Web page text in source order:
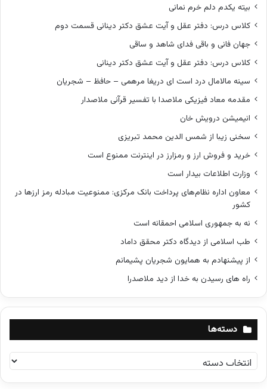
بیته یکدم دلم خرم نمانی
کلاس درس: دفتر عقل و آیت عشق دکتر دینانی قسمت دوم
جهان فانی و باقی فدای شاهد و ساقی
کلاس درس: دفتر عقل و آیت عشق دکتر دینانی
سینه مالامال درد است ای دریغا مرهمی – حافظ – شجریان
مقدمه معاد فیزیکی ملاصدا با تفسیر قرآنی ملاصدار
انیمیشن درویش خان
سخنی زیبا از شمس الدین محمد تبریزی
خرید و فروش ارز و رمزارز در اینترنت ممنوع است
وزارت اطلاعات بیدار است
معاون اداره نظام‌های پرداخت بانک مرکزی: ممنوعیت مبادله رمز ارزها در
کشور
نه به جمهوری اسلامی احمقانه است
طب اسلامی از دیدگاه دکتر محقق داماد
از پیشنهادم به همایون شجریان پشیمانم
راه های رسیدن به خدا از دید ملاصدرا
دسته‌ها
د
س
ت